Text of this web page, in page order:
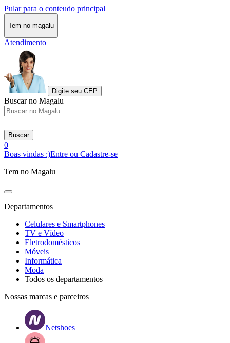
Pular para o conteudo principal
Tem no magalu
Atendimento
Digite seu CEP
Buscar no Magalu
Buscar
0
Boas vindas :)Entre ou Cadastre-se
Tem no Magalu
Departamentos
Celulares e Smartphones
TV e Vídeo
Eletrodomésticos
Móveis
Informática
Moda
Todos os departamentos
Nossas marcas e parceiros
Netshoes